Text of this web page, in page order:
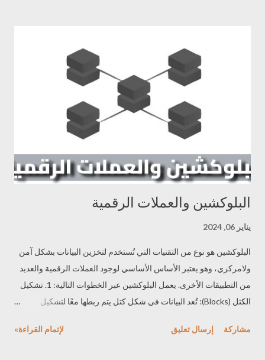
البلوكشين والعملات الرقمية
يناير 06, 2024
البلوكشين هو نوع من التقنيات التي تُستخدم لتخزين البيانات بشكل آمن
ولامركزي، وهو يعتبر الأساس الأساسي لوجود العملات الرقمية والعديد
من التطبيقات الأخرى. يعمل البلوكشين عبر الخطوات التالية: 1. تشكيل
الكتل (Blocks): تُعد البيانات في شكل كتل يتم ربطها معًا لتشكيل
المعلومات والمعاملات. 2. التشفير والتأمين: يتم تشفير المعلومات في
مشاركة إرسال تعليق لإتمام القراءة»